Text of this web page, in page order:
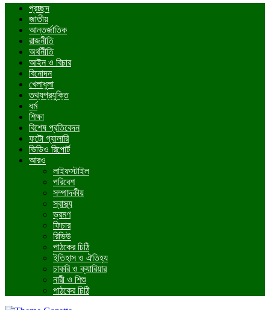
প্রচ্ছদ
জাতীয়
আন্তর্জাতিক
রাজনীতি
অর্থনীতি
আইন ও বিচার
বিনোদন
খেলাধুলা
তথ্যপ্রযুক্তি
ধর্ম
শিক্ষা
বিশেষ প্রতিবেদন
ফটো গ্যালারি
ভিডিও রিপোর্ট
আরও
লাইফস্টাইল
পরিবেশ
সম্পাদকীয়
স্বাস্থ্য
ভ্রমণ
ফিচার
রিভিউ
পাঠকের চিঠি
ইতিহাস ও ঐতিহ্য
চাকরি ও ক্যারিয়ার
নারী ও শিশু
পাঠকের চিঠি